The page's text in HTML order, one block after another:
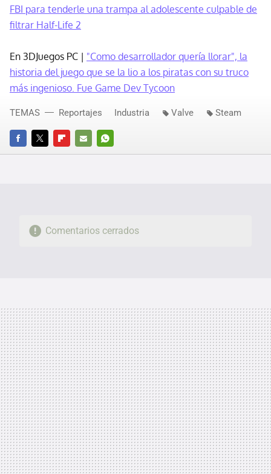
FBI para tenderle una trampa al adolescente culpable de
filtrar Half-Life 2
En 3DJuegos PC | "Como desarrollador quería llorar", la
historia del juego que se la lio a los piratas con su truco
más ingenioso. Fue Game Dev Tycoon
FACEBOOKTWITTERFLIPBOARD
E-
WHATSAPP
TEMAS Reportajes Industria Valve Steam
Comentarios cerrados